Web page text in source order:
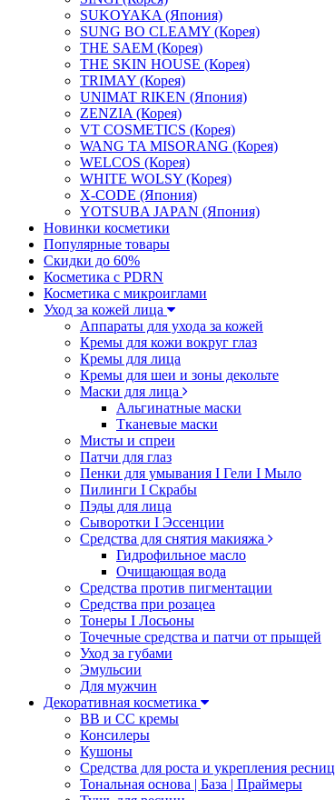
SUKOYAKA (Япония)
SUNG BO CLEAMY (Корея)
THE SAEM (Корея)
THE SKIN HOUSE (Корея)
TRIMAY (Корея)
UNIMAT RIKEN (Япония)
ZENZIA (Корея)
VT COSMETICS (Корея)
WANG TA MISORANG (Корея)
WELCOS (Корея)
WHITE WOLSY (Корея)
X-CODE (Япония)
YOTSUBA JAPAN (Япония)
Новинки косметики
Популярные товары
Скидки до 60%
Косметика с PDRN
Косметика с микроиглами
Уход за кожей лица
Аппараты для ухода за кожей
Кремы для кожи вокруг глаз
Кремы для лица
Кремы для шеи и зоны декольте
Маски для лица
Альгинатные маски
Тканевые маски
Мисты и спреи
Патчи для глаз
Пенки для умывания I Гели I Мыло
Пилинги I Cкрабы
Пэды для лица
Сыворотки I Эссенции
Средства для снятия макияжа
Гидрофильное масло
Очищающая вода
Средства против пигментации
Средства при розацеа
Тонеры I Лосьоны
Точечные средства и патчи от прыщей
Уход за губами
Эмульсии
Для мужчин
Декоративная косметика
ВВ и СС кремы
Консилеры
Кушоны
Средства для роста и укрепления ресниц
Тональная основа | База | Праймеры